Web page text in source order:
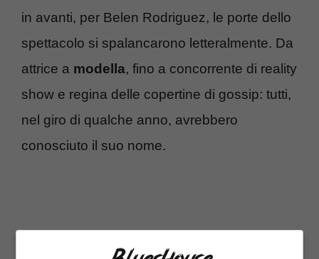
in avanti, per Belen Rodriguez, le porte dello
spettacolo si spalancarono letteralmente. Da
attrice a modella, fino a concorrente di reality
show e regina delle copertine di gossip: tutti,
nel giro di qualche anno, avrebbero
conosciuto il suo nome.